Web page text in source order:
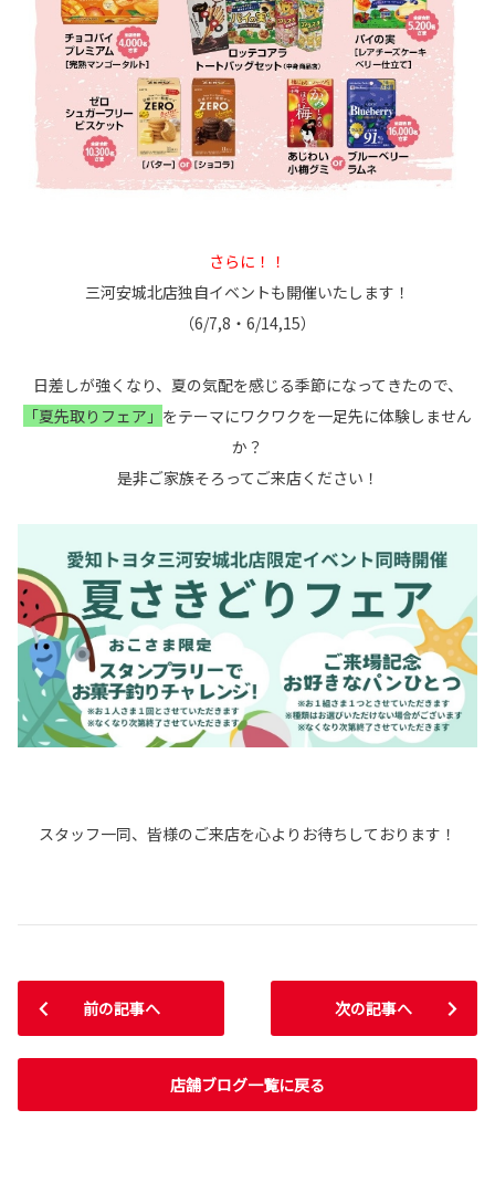
さらに！！
三河安城北店独自イベントも開催いたします！
（6/7,8・6/14,15）
日差しが強くなり、夏の気配を感じる季節になってきたので、
「夏先取りフェア」 をテーマにワクワクを一足先に体験しません
か？
是非ご家族そろってご来店ください！
スタッフ一同、皆様のご来店を心よりお待ちしております！
前の記事へ
店舗ブログ一覧に戻る
次の記事へ